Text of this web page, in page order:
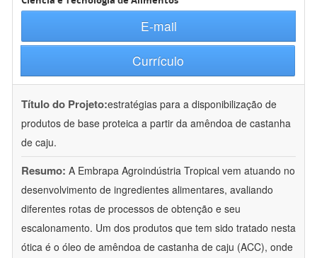
E-mail
Currículo
Título do Projeto:estratégias para a disponibilização de
produtos de base proteica a partir da amêndoa de castanha
de caju.
Resumo: A Embrapa Agroindústria Tropical vem atuando no
desenvolvimento de ingredientes alimentares, avaliando
diferentes rotas de processos de obtenção e seu
escalonamento. Um dos produtos que tem sido tratado nesta
ótica é o óleo de amêndoa de castanha de caju (ACC), onde